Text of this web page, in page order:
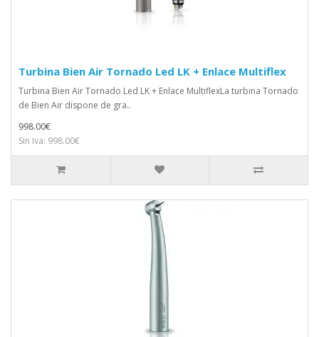
Turbina Bien Air Tornado Led LK + Enlace Multiflex
Turbina Bien Air Tornado Led LK + Enlace MultiflexLa turbina Tornado
de Bien Air dispone de gra..
998.00€
Sin Iva: 998.00€